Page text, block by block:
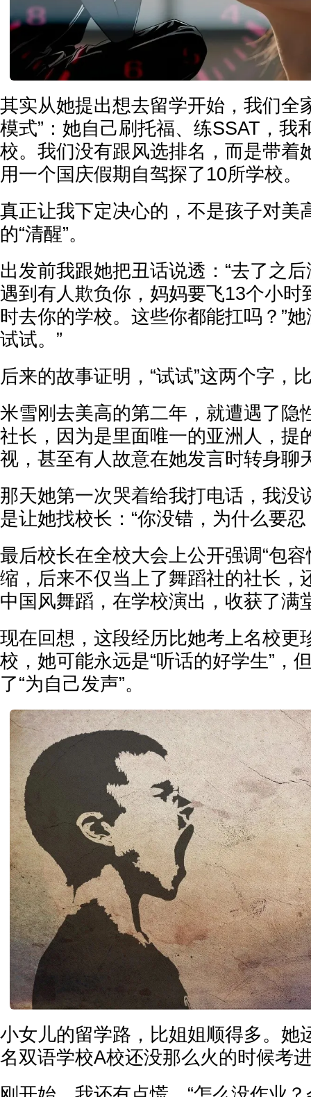
其实从她提出想去留学开始，我们全
模式”：她自己刷托福、练SSAT，我
校。我们没有跟风选排名，而是带着
用一个国庆假期自驾探了10所学校。
真正让我下定决心的，不是孩子对美
的“清醒”。
出发前我跟她把丑话说透：“去了之
遇到有人欺负你，妈妈要飞13个小时
时去你的学校。这些你都能扛吗？”
试试。”
后来的故事证明，“试试”这两个字，
米雪刚去美高的第二年，就遭遇了隐
社长，因为是里面唯一的亚洲人，提
视，甚至有人故意在她发言时转身聊
那天她第一次哭着给我打电话，我没
是让她找校长：“你没错，为什么要忍
最后校长在全校大会上公开强调“包
缩，后来不仅当上了舞蹈社的社长，
中国风舞蹈，在学校演出，收获了满
现在回想，这段经历比她考上名校更
校，她可能永远是“听话的好学生”，
了“为自己发声”。
小女儿的留学路，比姐姐顺得多。她
名双语学校A校还没那么火的时候考